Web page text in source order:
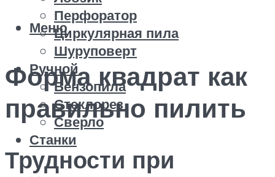
Перфоратор
Циркулярная пила
Шуруповерт
Ручной
Бензопила
Стеклорез
Сверло
Станки
Меню
Форма квадрат как
правильно пилить
Трудности при